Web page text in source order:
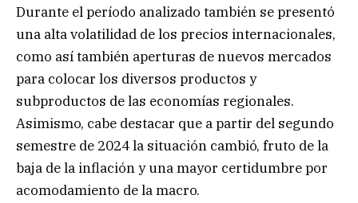
Durante el período analizado también se presentó
una alta volatilidad de los precios internacionales,
como así también aperturas de nuevos mercados
para colocar los diversos productos y
subproductos de las economías regionales.
Asimismo, cabe destacar que a partir del segundo
semestre de 2024 la situación cambió, fruto de la
baja de la inflación y una mayor certidumbre por
acomodamiento de la macro.